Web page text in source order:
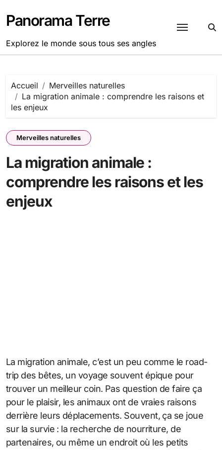
au
contenu
Panorama Terre
Explorez le monde sous tous ses angles
Accueil
Merveilles naturelles
La migration animale : comprendre les raisons et
les enjeux
Merveilles naturelles
La migration animale :
comprendre les raisons et les
enjeux
La migration animale, c’est un peu comme le road-
trip des bêtes, un voyage souvent épique pour
trouver un meilleur coin. Pas question de faire ça
pour le plaisir, les animaux ont de vraies raisons
derrière leurs déplacements. Souvent, ça se joue
sur la survie : la recherche de nourriture, de
partenaires, ou même un endroit où les petits